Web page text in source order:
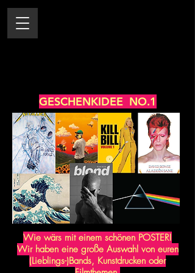
GESCHENKIDEE NO.1
Wie wärs mit einem schönen POSTER!
Wir haben eine große Auswahl von euren
(Lieblings-)Bands, Kunstdrucken oder